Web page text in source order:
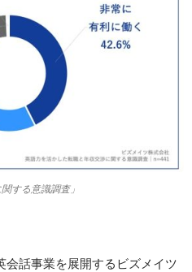
する意識調査」
話事業を展開するビズメイツ